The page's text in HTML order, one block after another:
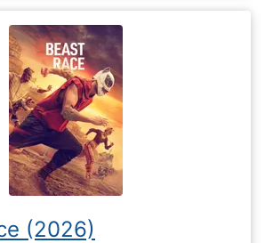
(2026)